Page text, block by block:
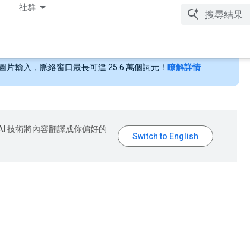
社群
輸入，脈絡窗口最長可達 25.6 萬個詞元！ 瞭解詳情
技術將內容翻譯成你偏好的